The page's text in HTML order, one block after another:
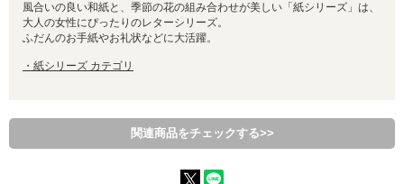
風合いの良い和紙と、季節の花の組み合わせが美しい「紙シリーズ」は、
大人の女性にぴったりのレターシリーズ。
ふだんのお手紙やお礼状などに大活躍。
・紙シリーズ カテゴリ
関連商品をチェックする>>